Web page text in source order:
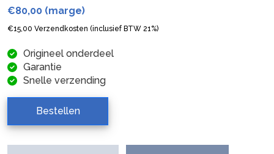
€80,00 (marge)
€15,00 Verzendkosten (inclusief BTW 21%)
Origineel onderdeel
Garantie
Snelle verzending
Bestellen